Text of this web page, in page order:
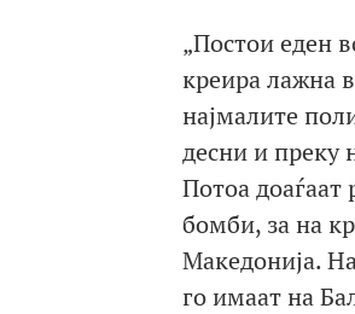
„Постои еден
креира лажна
најмалите
десни и преку
Потоа доаѓаат
бомби, за на
Македонија.
го имаат на